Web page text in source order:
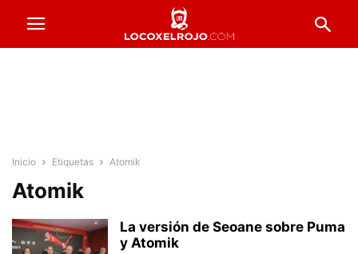
Inicio Etiquetas Atomik
Atomik
La versión de Seoane sobre Puma
y Atomik